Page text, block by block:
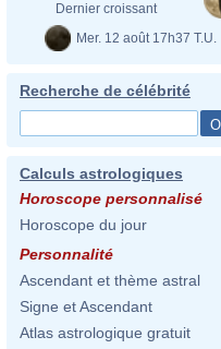
Dernier croissant
Mer. 12 août 17h37 T.U.
Recherche de célébrité
Calculs astrologiques
Horoscope personnalisé
Horoscope du jour
Personnalité
Ascendant et thème astral
Signe et Ascendant
Atlas astrologique gratuit